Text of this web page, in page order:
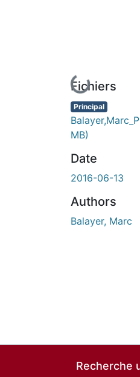
En cours de
Fichiers
Principal
MB)
Date
2016-06-13
Authors
Balayer, Marc
Recherche